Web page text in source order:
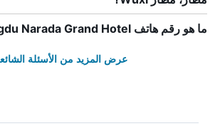
ما هو رقم هاتف Dongdu Narada Grand Hotel؟
عرض المزيد من الأسئلة